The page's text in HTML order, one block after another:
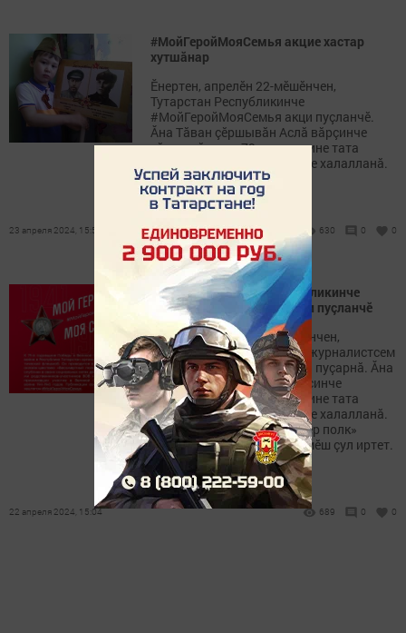
#МойГеройМояСемья акцие хастар
хутшăнар
Ӗнертен, апрелӗн 22-мӗшӗнчен,
Тутарстан Республикинче
#МойГеройМояСемья акци пуçланчӗ.
Ăна Тăван çӗршывăн Аслă вăрçинче
çӗнтернӗренпе 79 çул çитнине тата
Раççейри Çемье çулталăкне халалланă.
23 апреля 2024, 15:50 630 0 0
Паянтан Тутарстан Республикинче
#МойГеройМояСемья акци пуçланчӗ
Паянтан, апрелӗн 22-мӗшӗнчен,
Тутарстан Республикинчи журналистсем
#МойГеройМояСемья акци пуçарнă. Ăна
Тăван çӗршывăн Аслă вăрçинче
çӗнтернӗренпе 79 çул çитнине тата
Раççейри Çемье çулталăкне халалланă.
Асăннă флешмоб «Вилӗмсӗр полк»
онлайн-акципе пӗрле иккӗмӗш çул иртет.
22 апреля 2024, 15:04 689 0 0